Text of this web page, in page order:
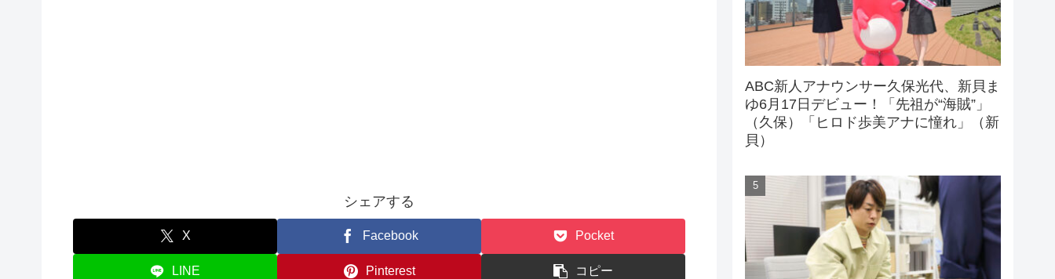
シェアする
X Facebook Pocket
LINE Pinterest コピー
ABC新人アナウンサー久保光代、新貝ま
ゆ6月17日デビュー！「先祖が“海賊”」
（久保）「ヒロド歩美アナに憧れ」（新
貝）